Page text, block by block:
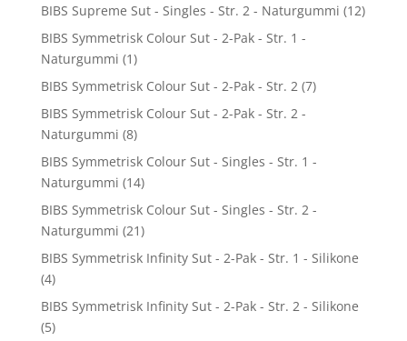
BIBS Supreme Sut - Singles - Str. 2 - Naturgummi (12)
BIBS Symmetrisk Colour Sut - 2-Pak - Str. 1 -
Naturgummi (1)
BIBS Symmetrisk Colour Sut - 2-Pak - Str. 2 (7)
BIBS Symmetrisk Colour Sut - 2-Pak - Str. 2 -
Naturgummi (8)
BIBS Symmetrisk Colour Sut - Singles - Str. 1 -
Naturgummi (14)
BIBS Symmetrisk Colour Sut - Singles - Str. 2 -
Naturgummi (21)
BIBS Symmetrisk Infinity Sut - 2-Pak - Str. 1 - Silikone
(4)
BIBS Symmetrisk Infinity Sut - 2-Pak - Str. 2 - Silikone
(5)